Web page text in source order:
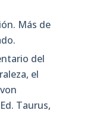
Más de
del
el
Taurus,